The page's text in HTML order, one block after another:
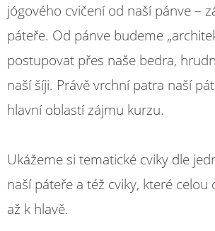
jógového cvičení od naší pánve –
páteře. Od pánve budeme
postupovat přes naše bedra,
naší šíji. Právě vrchní patra naší
hlavní oblastí zájmu kurzu.
Ukážeme si tematické cviky dle
naší páteře a též cviky, které
až k hlavě.